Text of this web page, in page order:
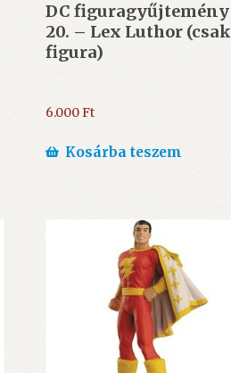
DC figuragyűjtemény
20. – Lex Luthor (csak
figura)
6.000Ft
Kosárba teszem